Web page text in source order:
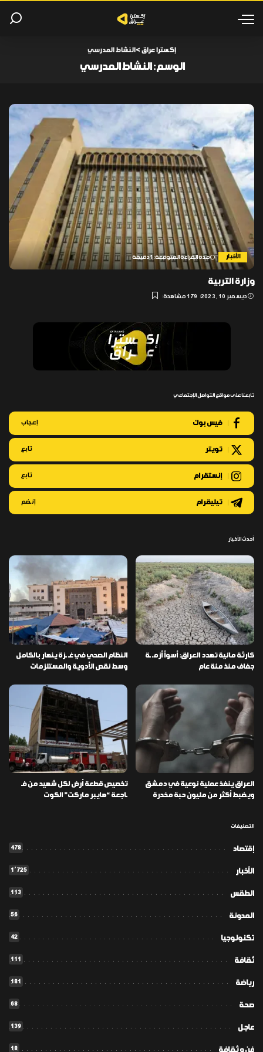
إكسترا عراق >النشاط المدرسي
الوسم:النشاط المدرسي
الأخبار مدة القراءة المتوقعة: 1 دقيقة
وزارة التربية
ديسمبر 10, 2023 179 مشاهدة
تابعنا على مواقع التواصل الإجتماعي
فيس بوك إعجاب
تويتر تابع
إنستقرام تابع
تيليقرام إنضم
أحدث الأخبار
كارثة مائية تهدد العراق: أسوأ أزمـ ـة
جفاف منذ مئة عام
النظام الصحي في غـ ـزة ينهار بالكامل
وسط نقص الأدوية والمستلزمات
العراق ينفذ عملية نوعية في دمشق
ويضبط أكثر من مليون حبة مخدرة
تخصيص قطعة أرض لكل شهيد من فـ
ـاجعة “هايبر ماركت” الكوت
التصنيفات
إقتصاد 478
الأخبار 1٬725
الطقس 113
المدونة 56
تكنولوجيا 42
ثقافة 111
رياضة 181
صحة 68
عاجل 139
فن و ثقافة 18